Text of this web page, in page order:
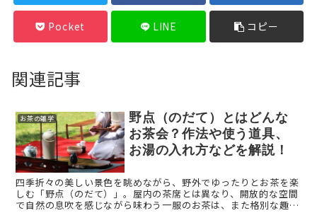
Pocket LINE コピー
関連記事
お茶の雑学
野点（のだて）とはどんな
お茶会？作法や使う道具、
お湯の入れ方などを解説！
四季折々の美しい景色を眺めながら、野外でゆったりとお茶を楽
しむ「野点（のだて）」。屋内の茶席とは異なり、開放的な空間
で自然の息吹を感じながら味わう一服のお茶は、また格別な趣が